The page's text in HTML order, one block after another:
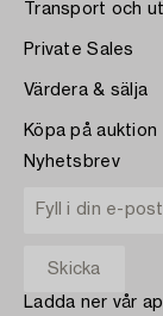
Transport och
Private Sales
Värdera & sälja
Köpa på auktion
Nyhetsbrev
Ladda ner vår